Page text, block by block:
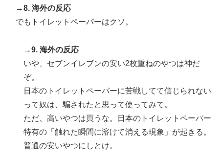
→8. 海外の反応
でもトイレットペーパーはクソ。
→9. 海外の反応
いや、セブンイレブンの安い2枚重ねのやつは神だ
ぞ。
日本のトイレットペーパーに苦戦してて信じられない
って奴は、騙されたと思って使ってみて。
ただ、高いやつは買うな。日本のトイレットペーパー
特有の「触れた瞬間に溶けて消える現象」が起きる。
普通の安いやつにしとけ。